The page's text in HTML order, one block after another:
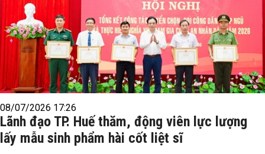
08/07/2026 17:26
Lãnh đạo TP. Huế thăm, động viên lực lượng
lấy mẫu sinh phẩm hài cốt liệt sĩ